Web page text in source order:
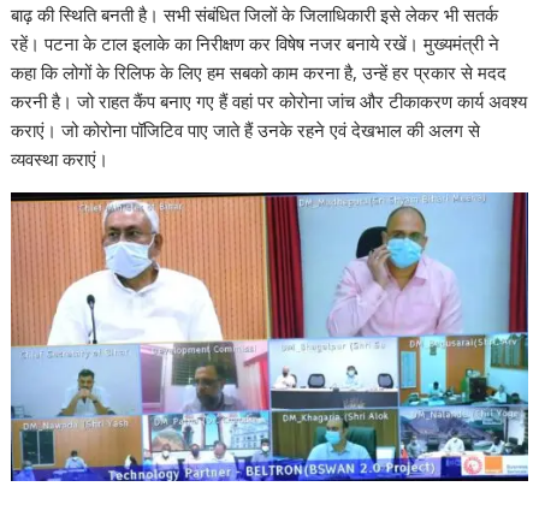
बाढ़ की स्थिति बनती है। सभी संबंधित जिलों के जिलाधिकारी इसे लेकर भी सतर्क
रहें। पटना के टाल इलाके का निरीक्षण कर विषेष नजर बनाये रखें। मुख्यमंत्री ने
कहा कि लोगों के रिलिफ के लिए हम सबको काम करना है, उन्हें हर प्रकार से मदद
करनी है। जो राहत कैंप बनाए गए हैं वहां पर कोरोना जांच और टीकाकरण कार्य अवश्य
कराएं। जो कोरोना पॉजिटिव पाए जाते हैं उनके रहने एवं देखभाल की अलग से
व्यवस्था कराएं।